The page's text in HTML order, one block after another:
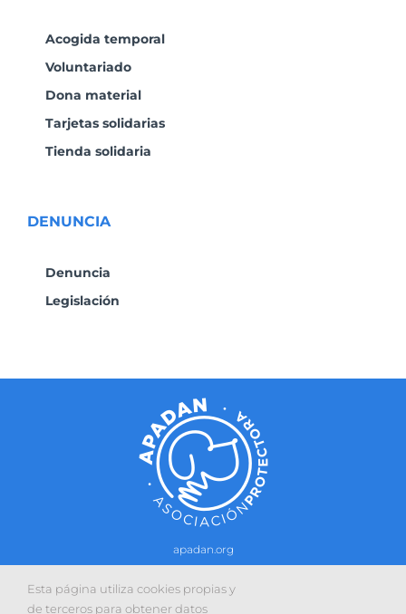
Acogida temporal
Voluntariado
Dona material
Tarjetas solidarias
Tienda solidaria
DENUNCIA
Denuncia
Legislación
apadan.org
Contacto–Política de cookies-Política de privacidad
Sitio web desarrollado con la colaboración de:
Esta página utiliza cookies propias y
de terceros para obtener datos